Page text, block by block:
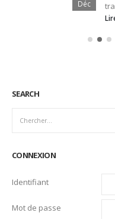
transmettre/
SEARCH
CONNEXION
Identifiant
Mot de passe